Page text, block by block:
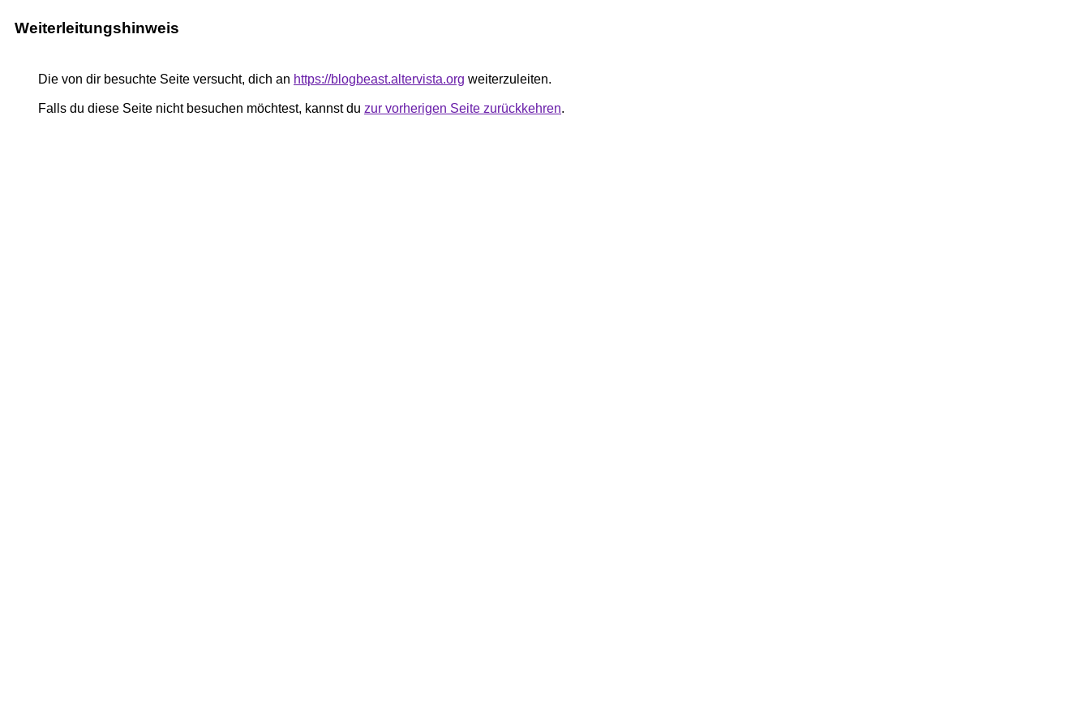
Weiterleitungshinweis
Die von dir besuchte Seite versucht, dich an https://blogbeast.altervista.org weiterzuleiten.
Falls du diese Seite nicht besuchen möchtest, kannst du zur vorherigen Seite zurückkehren.